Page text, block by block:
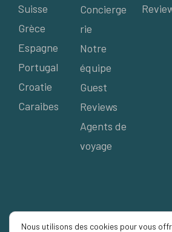
Suisse
Grèce
Espagne
Portugal
Croatie
Caraibes
Concierge
rie
Notre
équipe
Guest
Reviews
Agents de
voyage
Nous utilisons des cookies pour vous